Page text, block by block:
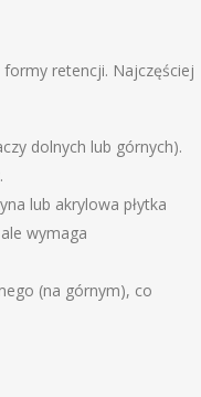
retencji. Najczęściej
dolnych lub górnych).
lub akrylowa płytka
wymaga
(na górnym), co